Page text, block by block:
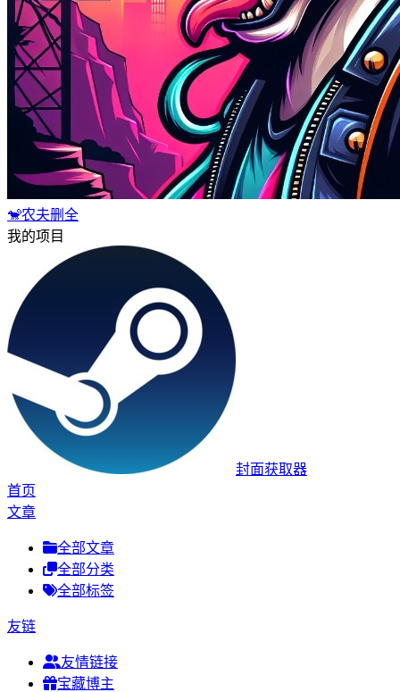
🐒农夫删全
我的项目
封面获取器
首页
文章
全部文章
全部分类
全部标签
友链
友情链接
宝藏博主